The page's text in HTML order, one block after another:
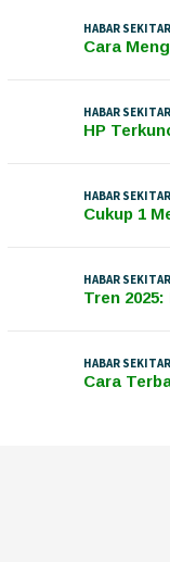
HABAR SEKITAR
Cara
HABAR SEKITAR
HP
HABAR SEKITAR
Cukup 1
HABAR SEKITAR
Tren
HABAR SEKITAR
Cara